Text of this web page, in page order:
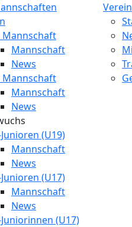
Mannschaft
Mannschaft
News
Mannschaft
Mannschaft
News
(U19)
Mannschaft
News
Junioren (U17)
Mannschaft
News
Juniorinnen (U17)
Verein